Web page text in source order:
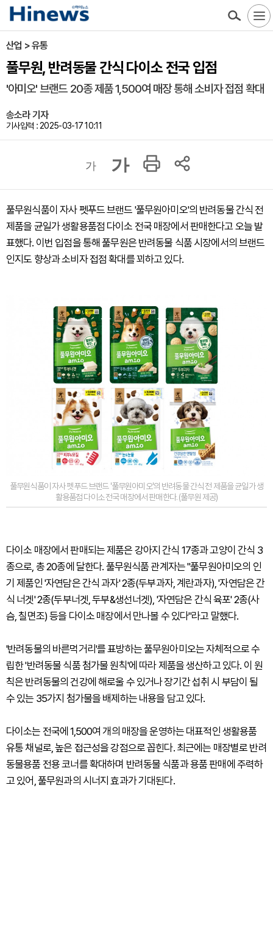
산업 > 유통
풀무원, 반려동물 간식 다이소 전국 입점
'아미오' 브랜드 20종 제품 1,500여 매장 통해 소비자 접점 확대
송소라 기자
기사입력 : 2025-03-17 10:11
가 가
풀무원식품이 자사 펫푸드 브랜드 '풀무원아미오'의 반려동물 간식 전
제품을 균일가 생활용품점 다이소 전국 매장에서 판매한다고 오늘 발
표했다. 이번 입점을 통해 풀무원은 반려동물 식품 시장에서의 브랜드
인지도 향상과 소비자 접점 확대를 꾀하고 있다.
풀무원식품이 자사 펫푸드 브랜드 '풀무원아미오'의 반려동물 간식 전 제품을 균일가 생
활용품점 다이소 전국 매장에서 판매한다. (풀무원 제공)
다이소 매장에서 판매되는 제품은 강아지 간식 17종과 고양이 간식 3
종으로, 총 20종에 달한다. 풀무원식품 관계자는 "풀무원아미오의 인
기 제품인 '자연담은 간식 과자' 2종(두부과자, 계란과자), '자연담은 간
식 너겟' 2종(두부너겟, 두부&생선너겟), '자연담은 간식 육포' 2종(사
슴, 칠면조) 등을 다이소 매장에서 만나볼 수 있다"라고 말했다.
'반려동물의 바른먹거리'를 표방하는 풀무원아미오는 자체적으로 수
립한 '반려동물 식품 첨가물 원칙'에 따라 제품을 생산하고 있다. 이 원
칙은 반려동물의 건강에 해로울 수 있거나 장기간 섭취 시 부담이 될
수 있는 35가지 첨가물을 배제하는 내용을 담고 있다.
다이소는 전국에 1,500여 개의 매장을 운영하는 대표적인 생활용품
유통 채널로, 높은 접근성을 강점으로 꼽힌다. 최근에는 매장별로 반려
동물용품 전용 코너를 확대하며 반려동물 식품과 용품 판매에 주력하
고 있어, 풀무원과의 시너지 효과가 기대된다.